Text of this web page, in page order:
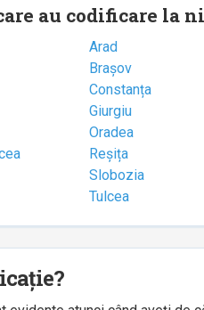
au codificare la
Arad
Brașov
Constanța
Giurgiu
Oradea
Reșița
Slobozia
Tulcea